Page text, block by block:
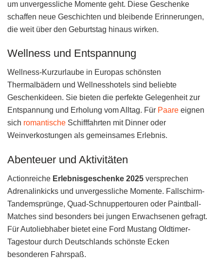
um unvergessliche Momente geht. Diese Geschenke
schaffen neue Geschichten und bleibende Erinnerungen,
die weit über den Geburtstag hinaus wirken.
Wellness und Entspannung
Wellness-Kurzurlaube in Europas schönsten
Thermalbädern und Wellnesshotels sind beliebte
Geschenkideen. Sie bieten die perfekte Gelegenheit zur
Entspannung und Erholung vom Alltag. Für Paare eignen
sich romantische Schifffahrten mit Dinner oder
Weinverkostungen als gemeinsames Erlebnis.
Abenteuer und Aktivitäten
Actionreiche Erlebnisgeschenke 2025 versprechen
Adrenalinkicks und unvergessliche Momente. Fallschirm-
Tandemsprünge, Quad-Schnuppertouren oder Paintball-
Matches sind besonders bei jungen Erwachsenen gefragt.
Für Autoliebhaber bietet eine Ford Mustang Oldtimer-
Tagestour durch Deutschlands schönste Ecken
besonderen Fahrspaß.